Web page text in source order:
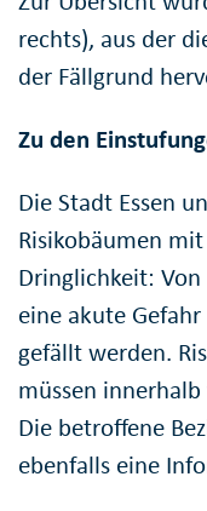
rechts), aus der
der Fällgrund
Zu den
Die Stadt Essen
Risikobäumen
Dringlichkeit:
eine akute
gefällt werden.
müssen
Die betroffene
ebenfalls eine